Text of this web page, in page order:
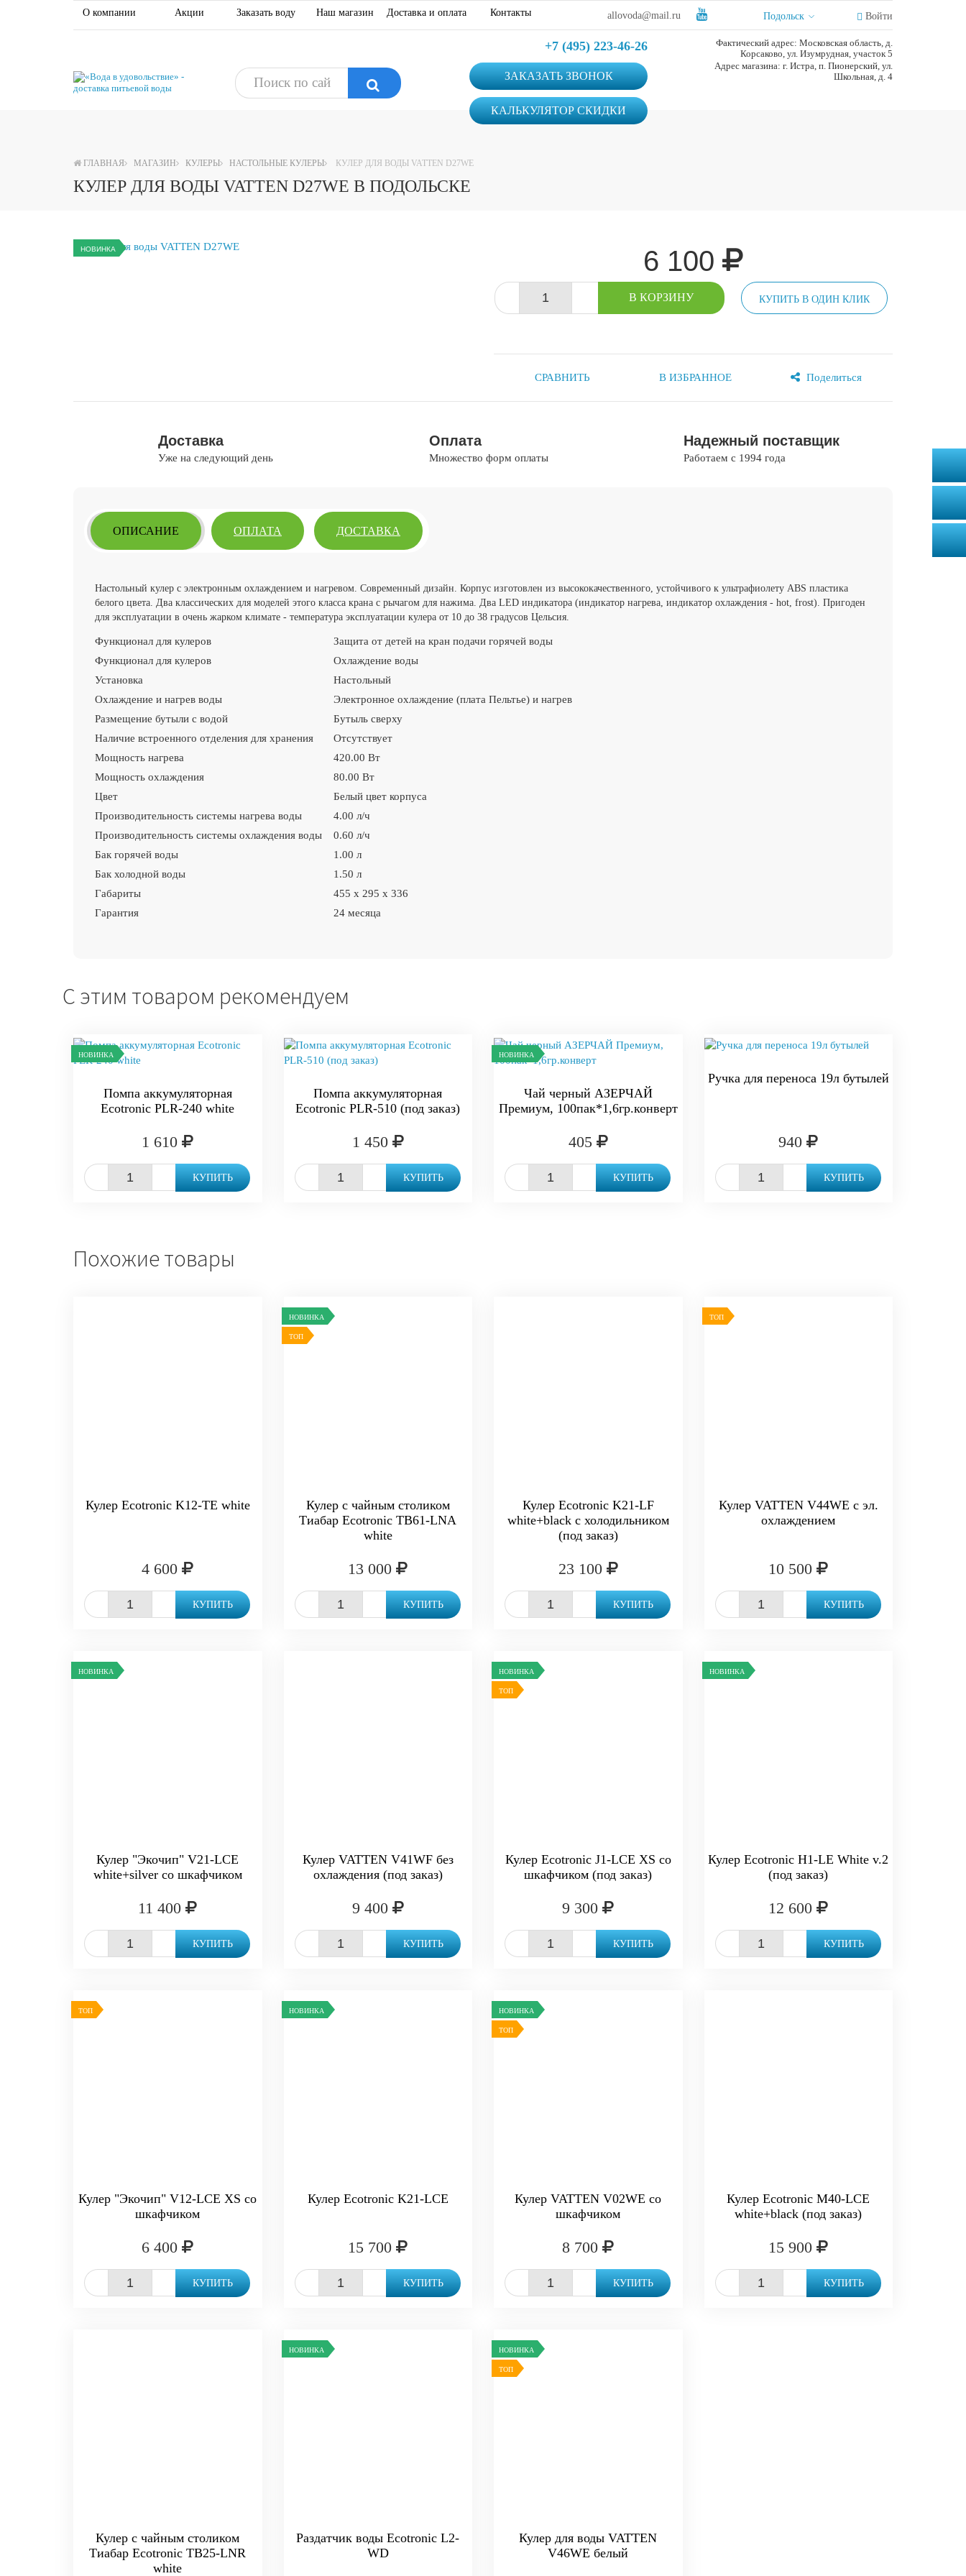
О компании Акции Заказать воду Наш магазин Доставка и оплата Контакты allovoda@mail.ru Подольск Войти
+7 (495) 223-46-26
ЗАКАЗАТЬ ЗВОНОК
КАЛЬКУЛЯТОР СКИДКИ
Фактический адрес: Московская область, д.
Корсаково, ул. Изумрудная, участок 5
Адрес магазина: г. Истра, п. Пионерский, ул.
Школьная, д. 4
ГЛАВНАЯ МАГАЗИН КУЛЕРЫ НАСТОЛЬНЫЕ КУЛЕРЫ КУЛЕР ДЛЯ ВОДЫ VATTEN D27WE
КУЛЕР ДЛЯ ВОДЫ VATTEN D27WE В ПОДОЛЬСКЕ
НОВИНКА 6 100
В КОРЗИНУ КУПИТЬ В ОДИН КЛИК
СРАВНИТЬ В ИЗБРАННОЕ Поделиться
Доставка
Уже на следующий день
Оплата
Множество форм оплаты
Надежный поставщик
Работаем с 1994 года
ОПИСАНИЕ ОПЛАТА ДОСТАВКА
Настольный кулер c электронным охлаждением и нагревом. Современный дизайн. Корпус изготовлен из высококачественного, устойчивого к ультрафиолету ABS пластика
белого цвета. Два классических для моделей этого класса крана с рычагом для нажима. Два LED индикатора (индикатор нагрева, индикатор охлаждения - hot, frost). Пригоден
для эксплуатации в очень жарком климате - температура эксплуатации кулера от 10 до 38 градусов Цельсия.
Функционал для кулеров
Защита от детей на кран подачи горячей воды
Функционал для кулеров
Охлаждение воды
Установка
Настольный
Охлаждение и нагрев воды
Электронное охлаждение (плата Пельтье) и нагрев
Размещение бутыли с водой
Бутыль сверху
Наличие встроенного отделения для хранения
Отсутствует
Мощность нагрева
420.00 Вт
Мощность охлаждения
80.00 Вт
Цвет
Белый цвет корпуса
Производительность системы нагрева воды
4.00 л/ч
Производительность системы охлаждения воды
0.60 л/ч
Бак горячей воды
1.00 л
Бак холодной воды
1.50 л
Габариты
455 x 295 x 336
Гарантия
24 месяца
С этим товаром рекомендуем
НОВИНКА
Помпа аккумуляторная
Ecotronic PLR-240 white
1 610
КУПИТЬ
Помпа аккумуляторная
Ecotronic PLR-510 (под заказ)
1 450
КУПИТЬ
НОВИНКА
Чай черный АЗЕРЧАЙ
Премиум, 100пак*1,6гр.конверт
405
КУПИТЬ
Ручка для переноса 19л бутылей
940
КУПИТЬ
Похожие товары
Кулер Ecotronic K12-TE white
4 600
КУПИТЬ
НОВИНКА
ТОП
Кулер с чайным столиком
Тиабар Ecotronic TB61-LNA
white
13 000
КУПИТЬ
Кулер Ecotronic K21-LF
white+black с холодильником
(под заказ)
23 100
КУПИТЬ
ТОП
Кулер VATTEN V44WE с эл.
охлаждением
10 500
КУПИТЬ
НОВИНКА
Кулер "Экочип" V21-LCE
white+silver со шкафчиком
11 400
КУПИТЬ
Кулер VATTEN V41WF без
охлаждения (под заказ)
9 400
КУПИТЬ
НОВИНКА
ТОП
Кулер Ecotronic J1-LCE XS со
шкафчиком (под заказ)
9 300
КУПИТЬ
НОВИНКА
Кулер Ecotronic H1-LE White v.2
(под заказ)
12 600
КУПИТЬ
ТОП
Кулер "Экочип" V12-LCE XS со
шкафчиком
6 400
КУПИТЬ
НОВИНКА
Кулер Ecotronic K21-LCE
15 700
КУПИТЬ
НОВИНКА
ТОП
Кулер VATTEN V02WE со
шкафчиком
8 700
КУПИТЬ
Кулер Ecotronic M40-LCE
white+black (под заказ)
15 900
КУПИТЬ
Кулер с чайным столиком
Тиабар Ecotronic TB25-LNR
white
НОВИНКА
Раздатчик воды Ecotronic L2-
WD
НОВИНКА
ТОП
Кулер для воды VATTEN
V46WE белый